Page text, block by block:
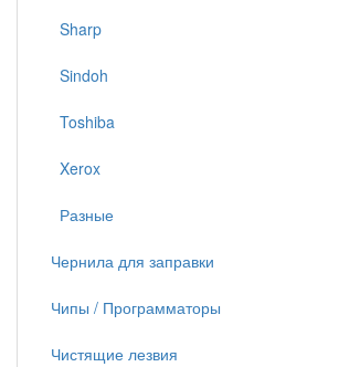
Sharp
Sindoh
Toshiba
Xerox
Разные
Чернила для заправки
Чипы / Программаторы
Чистящие лезвия